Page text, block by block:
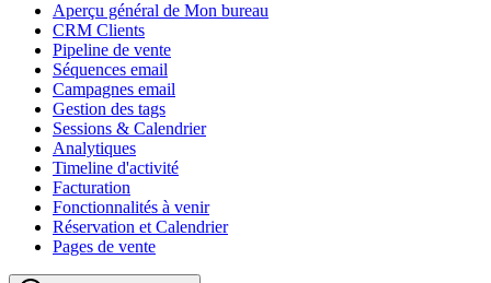
Aperçu général de Mon bureau
CRM Clients
Pipeline de vente
Séquences email
Campagnes email
Gestion des tags
Sessions & Calendrier
Analytiques
Timeline d'activité
Facturation
Fonctionnalités à venir
Réservation et Calendrier
Pages de vente